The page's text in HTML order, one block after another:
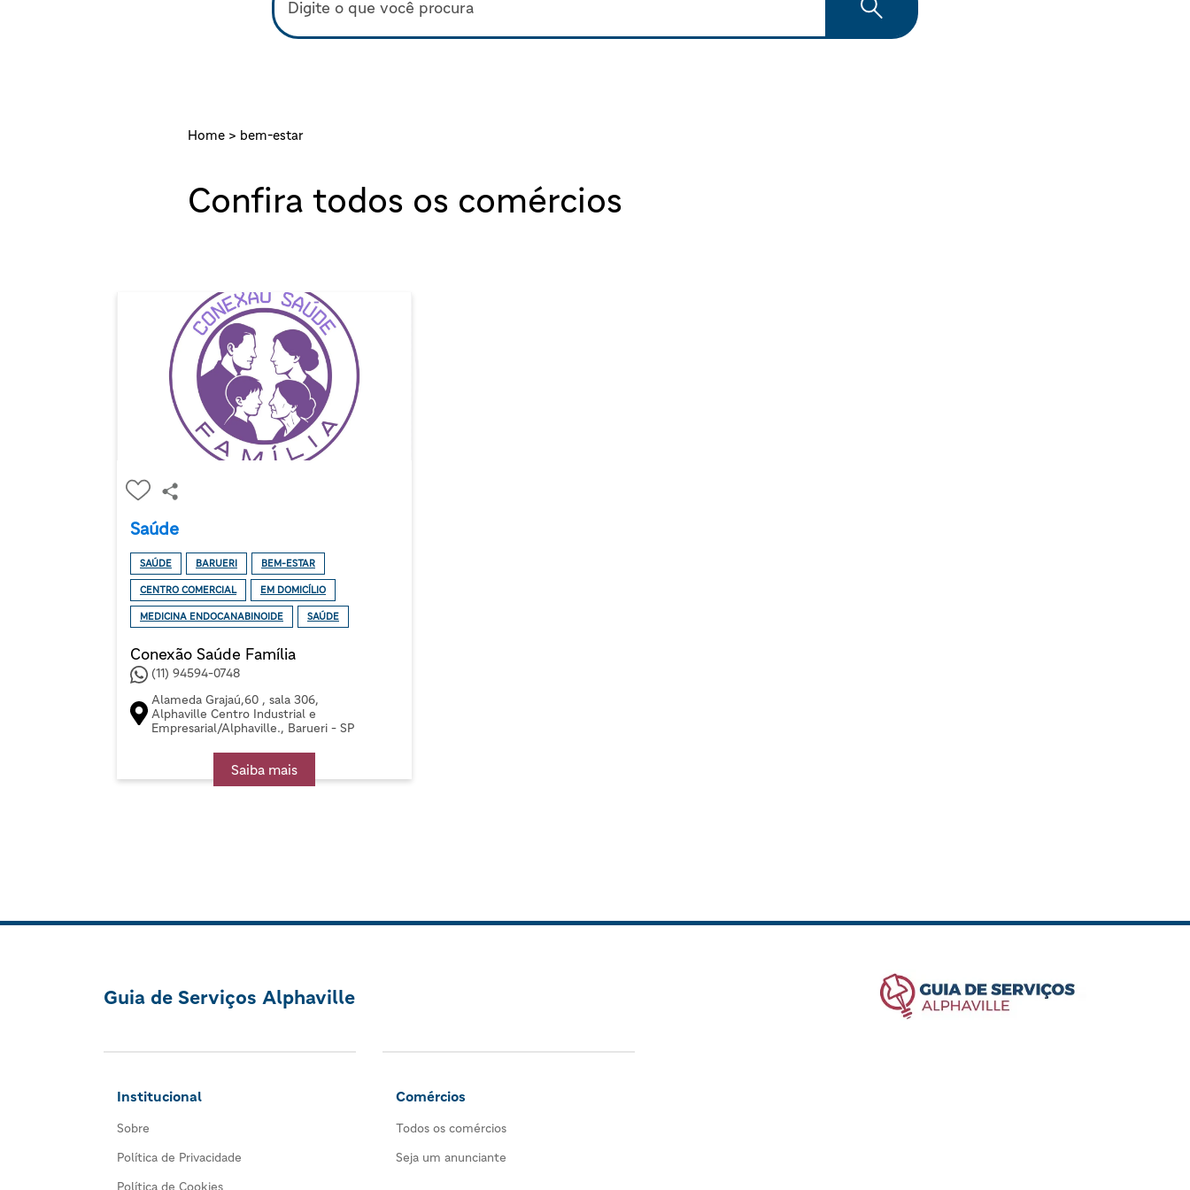
Home > bem-estar
Confira todos os comércios
Saúde
SAÚDE BARUERI BEM-ESTAR
CENTRO COMERCIAL EM DOMICÍLIO
MEDICINA ENDOCANABINOIDE SAÚDE
Conexão Saúde Família
(11) 94594-0748
Alameda Grajaú,60 , sala 306,
Alphaville Centro Industrial e
Empresarial/Alphaville., Barueri - SP
Saiba mais
Guia de Serviços Alphaville
Institucional
Sobre
Política de Privacidade
Política de Cookies
Comércios
Todos os comércios
Seja um anunciante